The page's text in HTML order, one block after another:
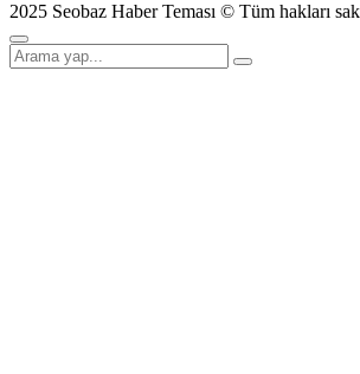
2025 Seobaz Haber Teması © Tüm hakları